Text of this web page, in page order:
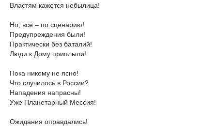
Властям кажется небылица!
Но, всё – по сценарию!
Предупреждения были!
Практически без баталий!
Люди к Дому приплыли!
Пока никому не ясно!
Что случилось в России?
Нападения напрасны!
Уже Планетарный Мессия!
Ожидания оправдались!